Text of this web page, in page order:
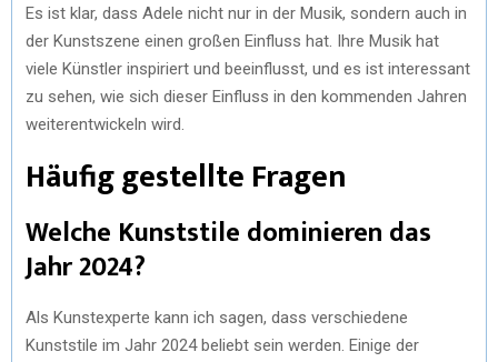
Es ist klar, dass Adele nicht nur in der Musik, sondern auch in
der Kunstszene einen großen Einfluss hat. Ihre Musik hat
viele Künstler inspiriert und beeinflusst, und es ist interessant
zu sehen, wie sich dieser Einfluss in den kommenden Jahren
weiterentwickeln wird.
Häufig gestellte Fragen
Welche Kunststile dominieren das
Jahr 2024?
Als Kunstexperte kann ich sagen, dass verschiedene
Kunststile im Jahr 2024 beliebt sein werden. Einige der